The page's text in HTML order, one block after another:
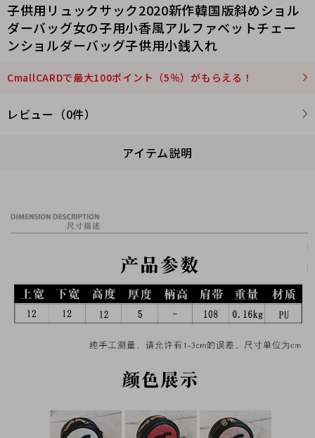
子供用リュックサック2020新作韓国版斜めショル
ダーバッグ女の子用小香風アルファベットチェー
ンショルダーバッグ子供用小銭入れ
CmallCARDで最大100ポイント（5％）がもらえる！
レビュー（0件）
アイテム説明